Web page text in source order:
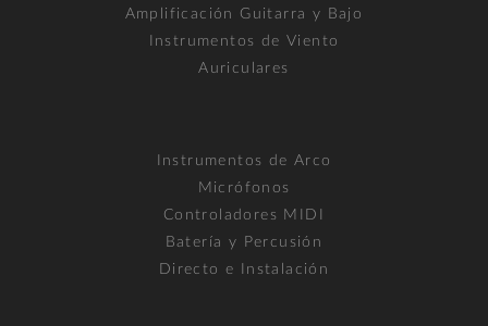
Amplificación Guitarra y Bajo
Instrumentos de Viento
Auriculares
Instrumentos de Arco
Micrófonos
Controladores MIDI
Batería y Percusión
Directo e Instalación